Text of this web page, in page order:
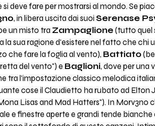
deve fare per mostrarsi al mondo. Se
, in libera uscita dai suoi Serenase
un misto tra Zampaglione (tutto quel
la sua ragione d'esistere nel fatto che chi
che fare la foglia al vento), Battiato
del vento") e Baglioni, dove per una
tra l'impostazione classico melodica
cose il Claudietto ha rubato ad
Lisas and Mad Hatters"). In Morv3no
e finestre aperte e grandi tende